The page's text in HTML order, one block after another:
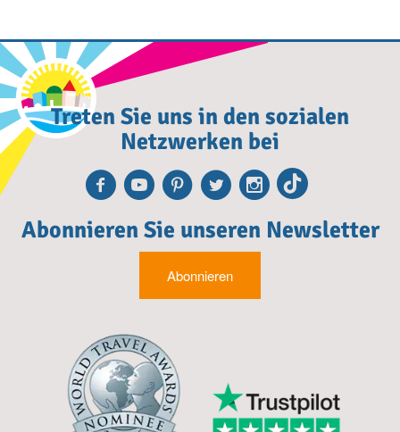
Treten Sie uns in den sozialen
Netzwerken bei
Facebook
Youtube
Pinterest
TwitterTikTok
Abonnieren Sie unseren Newsletter
Abonnieren